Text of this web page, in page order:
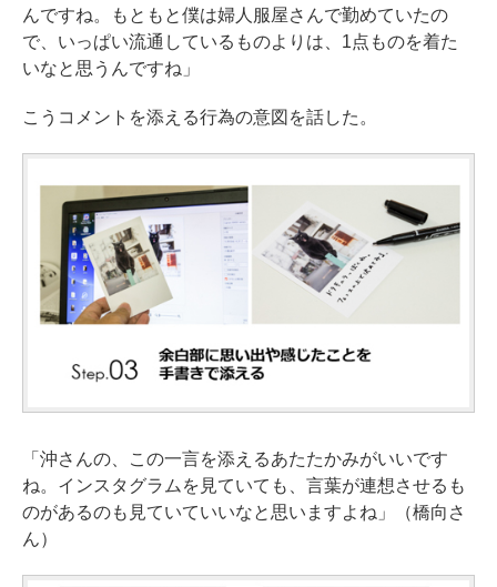
んですね。もともと僕は婦人服屋さんで勤めていたの
で、いっぱい流通しているものよりは、1点ものを着た
いなと思うんですね」
こうコメントを添える行為の意図を話した。
「沖さんの、この一言を添えるあたたかみがいいです
ね。インスタグラムを見ていても、言葉が連想させるも
のがあるのも見ていていいなと思いますよね」（橋向さ
ん）